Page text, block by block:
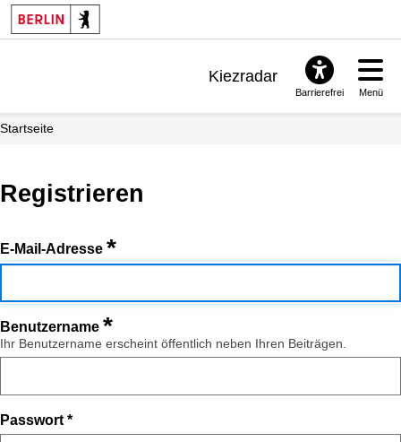
Kiezradar
Barrierefrei Menü
Startseite
Registrieren
E-Mail-Adresse *
Benutzername *
Ihr Benutzername erscheint öffentlich neben Ihren Beiträgen.
Passwort *